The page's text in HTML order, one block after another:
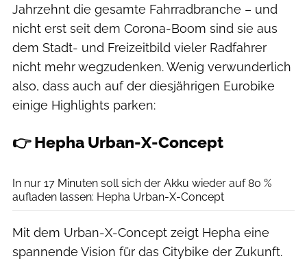
Jahrzehnt die gesamte Fahrradbranche – und
nicht erst seit dem Corona-Boom sind sie aus
dem Stadt- und Freizeitbild vieler Radfahrer
nicht mehr wegzudenken. Wenig verwunderlich
also, dass auch auf der diesjährigen Eurobike
einige Highlights parken:
👉 Hepha Urban-X-Concept
In nur 17 Minuten soll sich der Akku wieder auf 80 %
aufladen lassen: Hepha Urban-X-Concept
Mit dem Urban-X-Concept zeigt Hepha eine
spannende Vision für das Citybike der Zukunft.